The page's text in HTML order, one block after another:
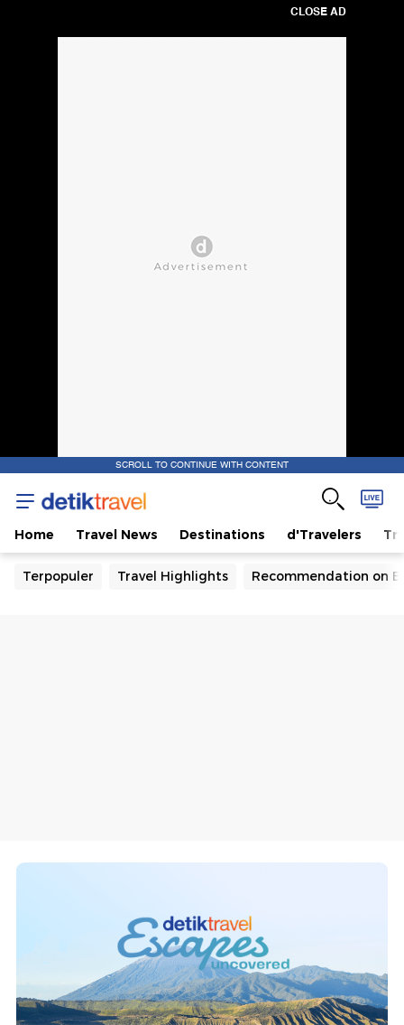
CLOSE AD
SCROLL TO CONTINUE WITH CONTENT
Home Travel News Destinations d'Travelers
Terpopuler Travel Highlights Recommendation on